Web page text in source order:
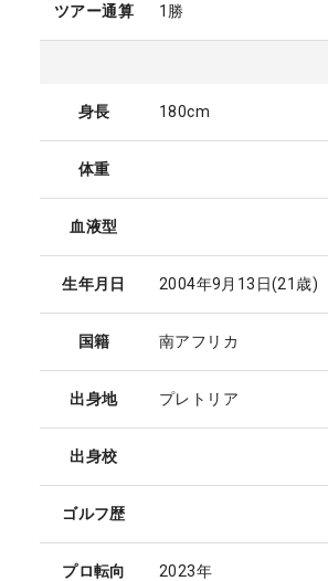
ツアー通算 1勝
身長 180cm
体重
血液型
生年月日 2004年9月13日(21歳)
国籍 南アフリカ
出身地 プレトリア
出身校
ゴルフ歴
プロ転向 2023年